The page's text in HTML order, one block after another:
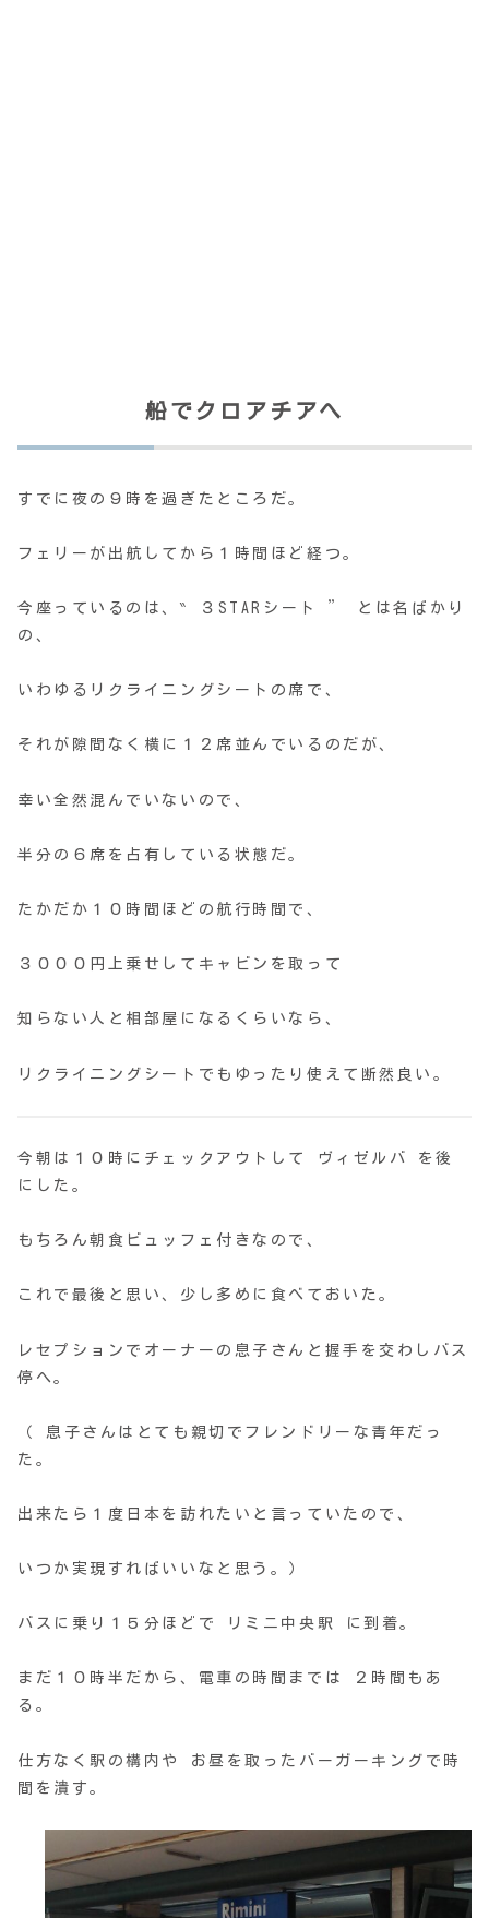
船でクロアチアへ
すでに夜の９時を過ぎたところだ。
フェリーが出航してから１時間ほど経つ。
今座っているのは、‶ ３STARシート ” とは名ばかり
の、
いわゆるリクライニングシートの席で、
それが隙間なく横に１２席並んでいるのだが、
幸い全然混んでいないので、
半分の６席を占有している状態だ。
たかだか１０時間ほどの航行時間で、
３０００円上乗せしてキャビンを取って
知らない人と相部屋になるくらいなら、
リクライニングシートでもゆったり使えて断然良い。
今朝は１０時にチェックアウトして ヴィゼルバ を後
にした。
もちろん朝食ビュッフェ付きなので、
これで最後と思い、少し多めに食べておいた。
レセプションでオーナーの息子さんと握手を交わしバス
停へ。
（ 息子さんはとても親切でフレンドリーな青年だっ
た。
出来たら１度日本を訪れたいと言っていたので、
いつか実現すればいいなと思う。）
バスに乗り１５分ほどで リミニ中央駅 に到着。
まだ１０時半だから、電車の時間までは ２時間もあ
る。
仕方なく駅の構内や お昼を取ったバーガーキングで時
間を潰す。